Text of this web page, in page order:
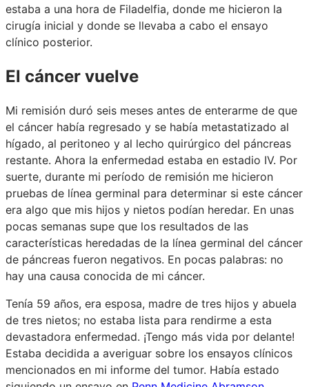
estaba a una hora de Filadelfia, donde me hicieron la
cirugía inicial y donde se llevaba a cabo el ensayo
clínico posterior.
El cáncer vuelve
Mi remisión duró seis meses antes de enterarme de que
el cáncer había regresado y se había metastatizado al
hígado, al peritoneo y al lecho quirúrgico del páncreas
restante. Ahora la enfermedad estaba en estadio IV. Por
suerte, durante mi período de remisión me hicieron
pruebas de línea germinal para determinar si este cáncer
era algo que mis hijos y nietos podían heredar. En unas
pocas semanas supe que los resultados de las
características heredadas de la línea germinal del cáncer
de páncreas fueron negativos. En pocas palabras: no
hay una causa conocida de mi cáncer.
Tenía 59 años, era esposa, madre de tres hijos y abuela
de tres nietos; no estaba lista para rendirme a esta
devastadora enfermedad. ¡Tengo más vida por delante!
Estaba decidida a averiguar sobre los ensayos clínicos
mencionados en mi informe del tumor. Había estado